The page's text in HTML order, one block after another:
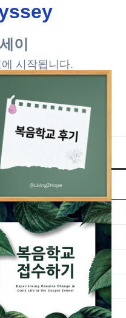
이
시작됩니다.
the Gospel.
등록자
섬김이
등록자
섬김이
등록자
섬김이
등록자
섬김이
등록자
섬김이